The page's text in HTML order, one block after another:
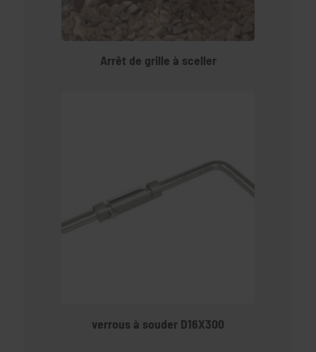
Arrêt de grille à sceller
verrous à souder D16X300